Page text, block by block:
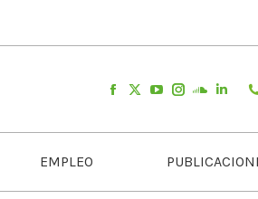
EMPLEO